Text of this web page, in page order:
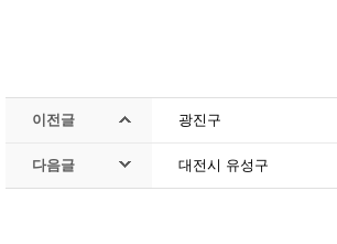
이전글 광진구
다음글 대전시 유성구